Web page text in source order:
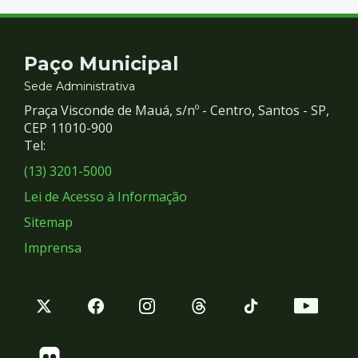
Contato
e
Redes
Sociais
Paço Municipal
Sede Administrativa
Praça Visconde de Mauá, s/nº - Centro, Santos - SP,
CEP 11010-900
Tel:
(13) 3201-5000
Lei de Acesso à Informação
Sitemap
Imprensa